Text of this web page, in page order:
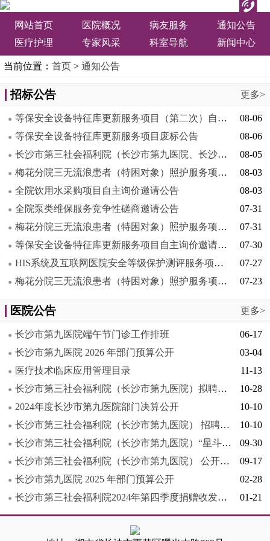
网站首页 医院概况 病友服务
通知公告
医疗护理
专家风采 科室导航 新闻中心
当前位置： 首页 > 通知公告
招标公告 更多>
● 等保安全设备特征库更新服务项目（第二次）自主询价邀请公告 08-06
● 等保安全设备特征库更新服务项目废标公告 08-06
● 长沙市第三社会福利院（长沙市第九医院、长沙市精神病医院） 2026年传统中药饮片配送服务项目第1次中标(成交)结果公告 08-05
● 梅花分院三无流浪患者（特困对象）照护服务项目（第二次）竞争性磋商邀请公告 08-03
● 全院饮用水采购项目自主询价邀请公告 08-03
● 全院泵类维保服务竞争性磋商邀请公告 07-31
● 梅花分院三无流浪患者（特困对象）照护服务项目流标公告 07-31
● 等保安全设备特征库更新服务项目自主询价邀请公告 07-30
● HIS系统及互联网医院安全等级保护测评服务项目自主询价成交结果公告 07-27
● 梅花分院三无流浪患者（特困对象）照护服务项目竞争性磋商邀请公告 07-23
医院公告 更多>
● 长沙市第九医院端午节门诊工作排班 06-17
● 长沙市第九医院 2026 年部门预算公开 03-04
● 医疗技术临床应用管理目录 11-13
● 长沙市第三社会福利院（长沙市第九医院）拟聘用人员公示 10-28
● 2024年度长沙市第九医院部门决算公开 10-10
● 长沙市第三社会福利院（长沙市第九医院） 招聘编外合同制人员考核公告 10-10
● 长沙市第三社会福利院（长沙市第九医院）“星斗”工程精神病学学科带头人选拔公告 09-30
● 长沙市第三社会福利院（长沙市第九医院） 公开招聘2025年编外合同制人员笔试公告 09-17
● 长沙市第九医院 2025 年部门预算公开 02-28
● 长沙市第三社会福利院2024年第四季度捐赠收发情况公示 01-21